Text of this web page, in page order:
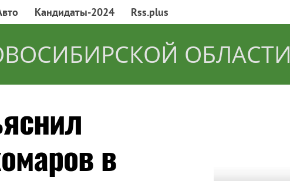
Кандидаты-2024 Rss.plus
ОБЛАСТИ
в